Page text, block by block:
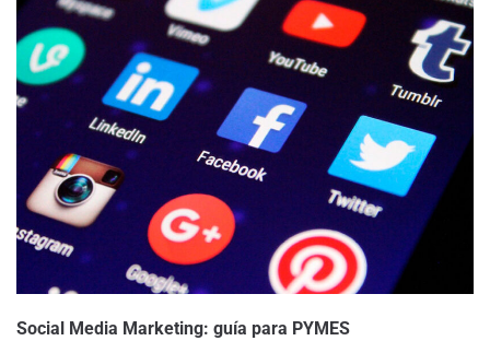
Social Media Marketing: guía para PYMES